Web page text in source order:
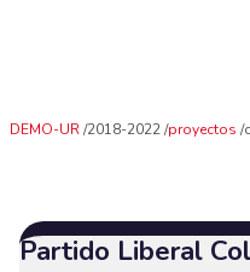
DEMO-UR 2018-2022 proyectos
Partido Liberal